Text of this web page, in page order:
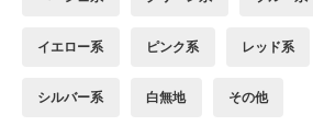
イエロー系 ピンク系 レッド系
シルバー系 白無地 その他